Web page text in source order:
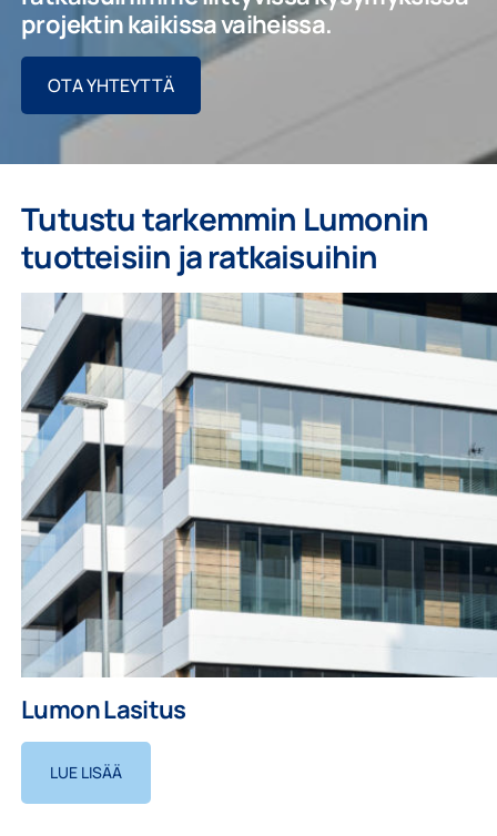
projektin kaikissa vaiheissa.
OTA YHTEYTTÄ
Tutustu tarkemmin Lumonin
tuotteisiin ja ratkaisuihin
Lumon Lasitus
LUE LISÄÄ